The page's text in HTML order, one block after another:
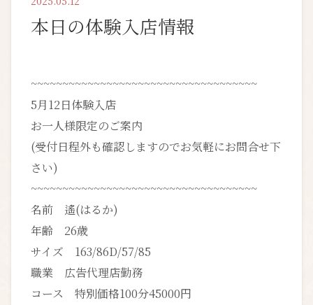
本日の体験入店情報
~~~~~~~~~~~~~~~~~~~~~~~~~~~~~~~~~~~~
5月12日体験入店
お一人様限定のご案内
(受付日程外も確認しますのでお気軽にお問合せ下
さい)
~~~~~~~~~~~~~~~~~~~~~~~~~~~~~~~~~~~~
名前 遙(はるか)
年齢 26歳
サイズ 163/86D/57/85
職業 広告代理店勤務
コース 特別価格100分45000円